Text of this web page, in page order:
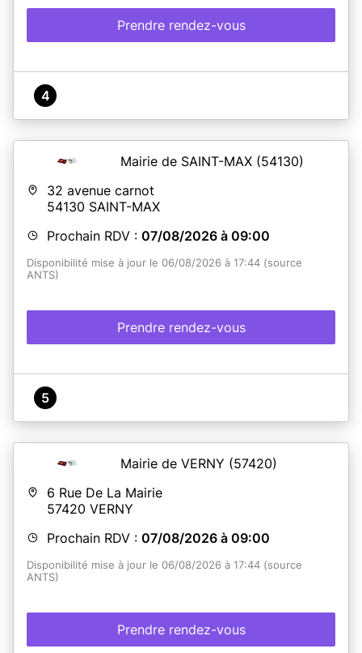
Prendre rendez-vous
4
Mairie de SAINT-MAX (54130)
32 avenue carnot
54130 SAINT-MAX
Prochain RDV : 07/08/2026 à 09:00
Disponibilité mise à jour le 06/08/2026 à 17:44 (source
ANTS)
Prendre rendez-vous
5
Mairie de VERNY (57420)
6 Rue De La Mairie
57420 VERNY
Prochain RDV : 07/08/2026 à 09:00
Disponibilité mise à jour le 06/08/2026 à 17:44 (source
ANTS)
Prendre rendez-vous